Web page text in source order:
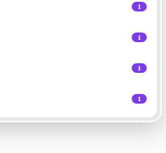
1
1
1
1